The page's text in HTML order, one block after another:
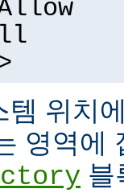
템 위치
영역에
블